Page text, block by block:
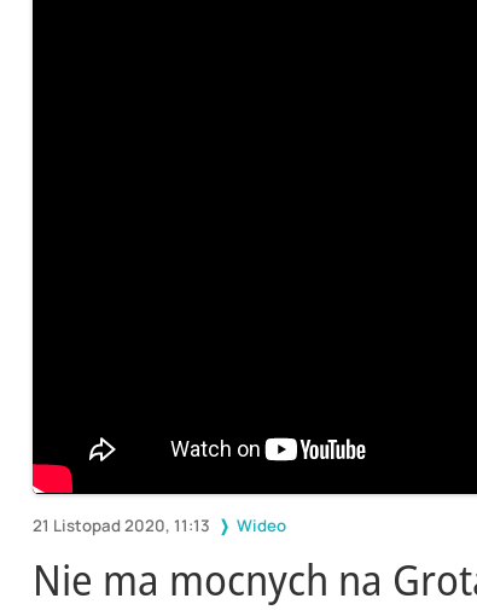
21 Listopad 2020, 11:13 Wideo
Nie ma mocnych na